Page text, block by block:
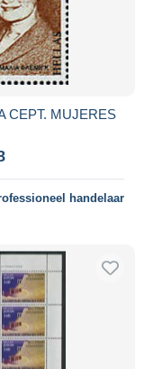
CEPT. MUJERES
handelaar